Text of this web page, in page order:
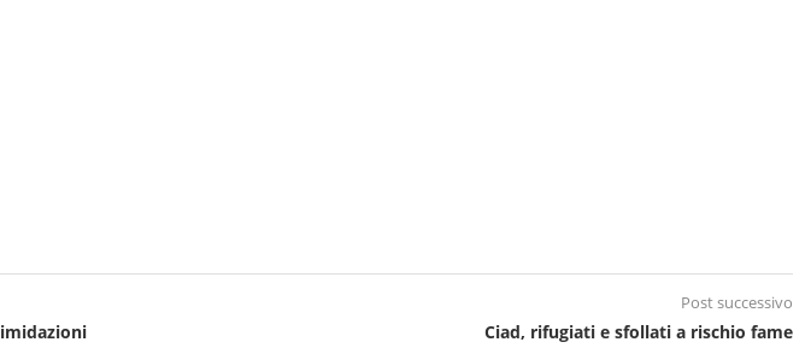
Post successivo
Ciad, rifugiati e sfollati a rischio fame